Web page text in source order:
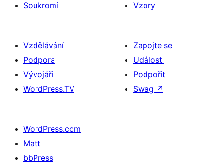
Soukromí
Vzory
Vzdělávání
Podpora
Vývojáři
WordPress.TV
Zapojte se
Události
Podpořit
Swag ↗
WordPress.com
Matt
bbPress